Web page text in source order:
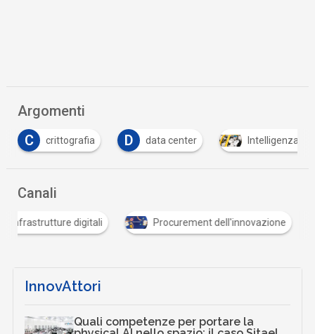
Argomenti
C
crittografia D data center Intelligenza
Canali
Infrastrutture digitali Procurement dell'innovazione
InnovAttori
Quali competenze per portare la